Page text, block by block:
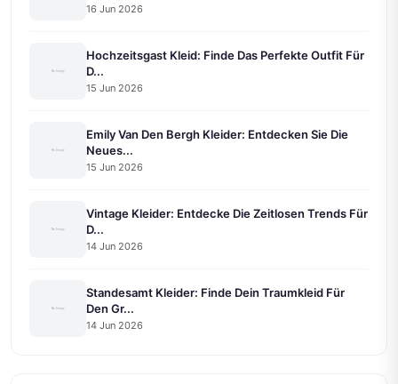
16 Jun 2026
Hochzeitsgast Kleid: Finde Das Perfekte Outfit Für
D...
15 Jun 2026
Emily Van Den Bergh Kleider: Entdecken Sie Die
Neues...
15 Jun 2026
Vintage Kleider: Entdecke Die Zeitlosen Trends Für
D...
14 Jun 2026
Standesamt Kleider: Finde Dein Traumkleid Für
Den Gr...
14 Jun 2026